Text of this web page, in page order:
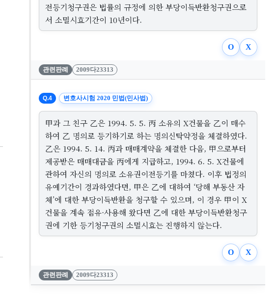
전등기청구권은 법률의 규정에 의한 부당이득반환청구권으로
서 소멸시효기간이 10년이다.
O X
관련판례 2009다23313
Q.4 변호사시험 2020 민법(민사법)
甲과 그 친구 乙은 1994. 5. 5. 丙 소유의 X건물을 乙이 매수
하여 乙 명의로 등기하기로 하는 명의신탁약정을 체결하였다.
乙은 1994. 5. 14. 丙과 매매계약을 체결한 다음, 甲으로부터
제공받은 매매대금을 丙에게 지급하고, 1994. 6. 5. X건물에
관하여 자신의 명의로 소유권이전등기를 마쳤다. 이후 법정의
유예기간이 경과하였다면, 甲은 乙에 대하여 ‘당해 부동산 자
체’에 대한 부당이득반환을 청구할 수 있으며, 이 경우 甲이 X
건물을 계속 점유·사용해 왔다면 乙에 대한 부당이득반환청구
권에 기한 등기청구권의 소멸시효는 진행하지 않는다.
O X
관련판례 2009다23313